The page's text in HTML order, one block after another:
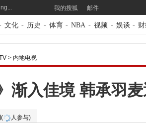
我的搜狐 邮件
文化 - 历史 - 体育 - NBA - 视频 - 娱谈 -
> 内地电视
渐入佳境 韩承羽
( 人参与)